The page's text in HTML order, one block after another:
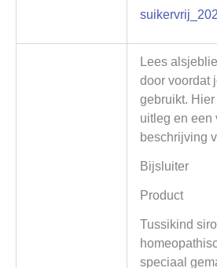
Lees
door voordat
gebruikt.
uitleg en een
beschrijving
Bijsluiter
Product
Tussikind
speciaal